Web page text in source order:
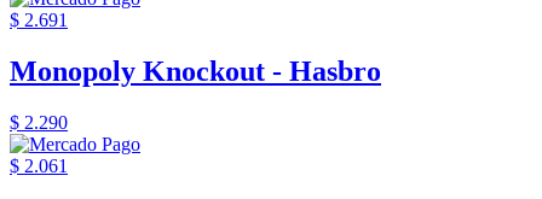
$ 2.691
Monopoly Knockout - Hasbro
$ 2.290
$ 2.061